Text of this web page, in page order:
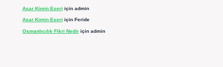
Asar Kimin Eseri için admin
Asar Kimin Eseri için Feride
Osmanlıcılık Fikri Nediriçin admin